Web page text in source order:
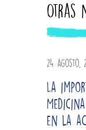
Otras
24 agosto,
La
en la